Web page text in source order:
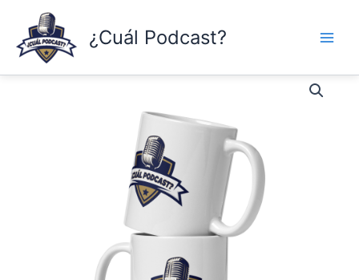
content
¿Cuál Podcast?